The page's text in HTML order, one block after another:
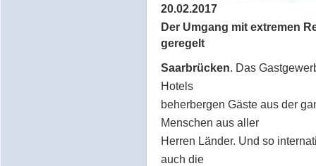
20.02.2017
Der Umgang mit extremen
geregelt
Saarbrücken. Das
Hotels
beherbergen Gäste aus der
Menschen aus aller
Herren Länder. Und so
auch die